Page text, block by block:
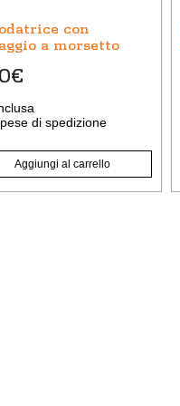
con
a morsetto
€
di spedizione
Aggiungi al carrello